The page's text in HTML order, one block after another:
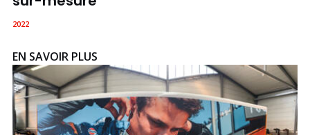
2022
EN SAVOIR PLUS